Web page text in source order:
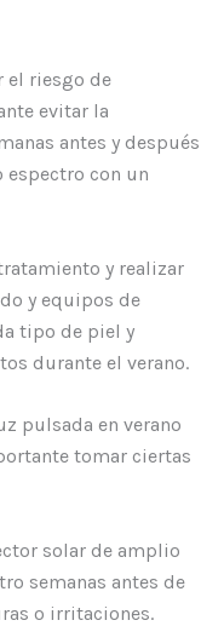
el riesgo de
evitar la
antes y después
espectro con un
y realizar
y equipos de
tipo de piel y
durante el verano.
pulsada en verano
tomar ciertas
solar de amplio
semanas antes de
o irritaciones.